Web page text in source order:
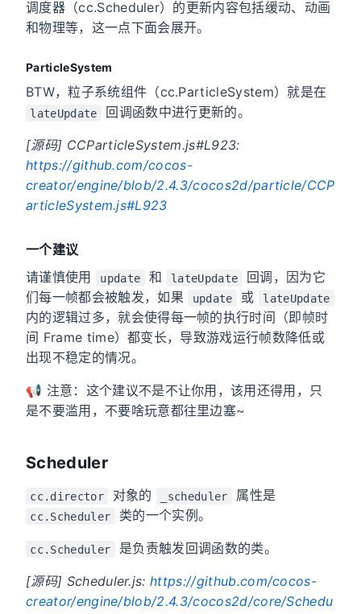
调度器（cc.Scheduler）的更新内容包括缓动、动画
和物理等，这一点下面会展开。
ParticleSystem
BTW，粒子系统组件（cc.ParticleSystem）就是在
lateUpdate 回调函数中进行更新的。
[源码] CCParticleSystem.js#L923:
https://github.com/cocos-
creator/engine/blob/2.4.3/cocos2d/particle/CCP
articleSystem.js#L923
一个建议
请谨慎使用
update 和 lateUpdate
回调，因为它
们每一帧都会被触发，如果
update 或 lateUpdate
内的逻辑过多，就会使得每一帧的执行时间（即帧时
间 Frame time）都变长，导致游戏运行帧数降低或
出现不稳定的情况。
📢 注意：这个建议不是不让你用，该用还得用，只
是不要滥用，不要啥玩意都往里边塞~
Scheduler
cc.director 对象的 _scheduler 属性是
cc.Scheduler 类的一个实例。
cc.Scheduler 是负责触发回调函数的类。
[源码] Scheduler.js:https://github.com/cocos-
creator/engine/blob/2.4.3/cocos2d/core/Schedu